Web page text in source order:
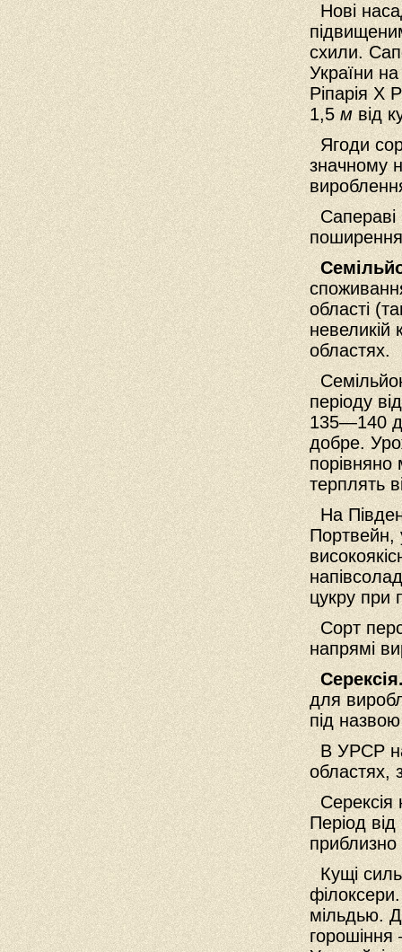
Нові
схили.
України
Ріпарія X
1,5мвід
Ягоди
значному
Сапераві
області
невеликій
областях.
періоду
135—140
добре.
терплять
На
Портвейн,
цукру при
Сорт
напрямі
для
під
В УРСР
областях,
Серексія
Період від
приблизно
Кущі
мільдью.